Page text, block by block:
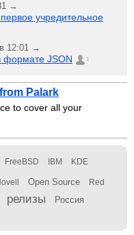
→
учредительное
12:01 →
формате JSON 1
Palark
to cover all your
FreeBSD IBM KDE
Open Source Red
релизы Россия